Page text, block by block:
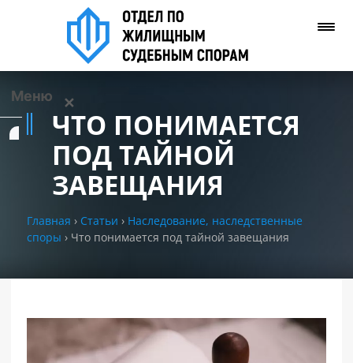
Меню ✕
Контакты
Задать вопрос
ЧТО ПОНИМАЕТСЯ
ПОД ТАЙНОЙ
ЗАВЕЩАНИЯ
Главная › Статьи › Наследование, наследственные
споры › Что понимается под тайной завещания